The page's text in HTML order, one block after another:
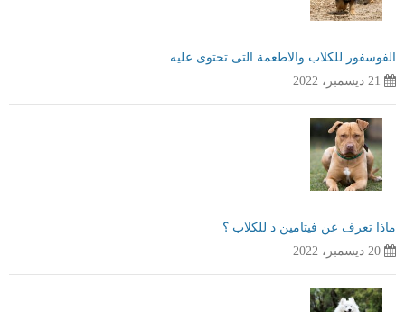
الفوسفور للكلاب والاطعمة التى تحتوى عليه
21 ديسمبر، 2022
ماذا تعرف عن فيتامين د للكلاب ؟
20 ديسمبر، 2022